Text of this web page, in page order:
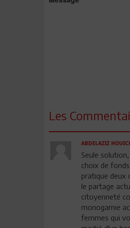
Les
ABDELAZIZ
Seule
choix de
pratique deux
le partage
citoyenneté
monogamie
femmes qui